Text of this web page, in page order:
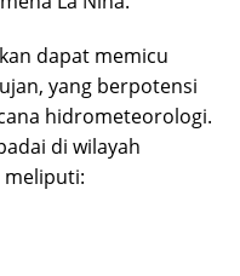
dapat memicu
yang berpotensi
hidrometeorologi.
di wilayah
meliputi: